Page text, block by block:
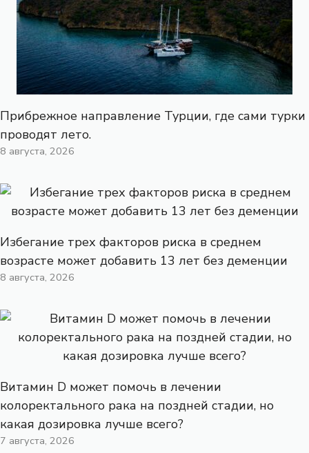
Прибрежное направление Турции, где сами турки
проводят лето.
8 августа, 2026
Избегание трех факторов риска в среднем
возрасте может добавить 13 лет без деменции
8 августа, 2026
Витамин D может помочь в лечении
колоректального рака на поздней стадии, но
какая дозировка лучше всего?
7 августа, 2026